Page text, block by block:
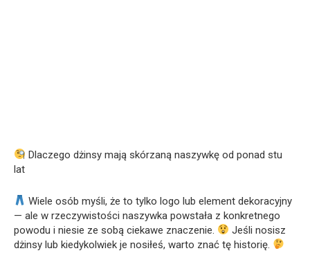
Dlaczego dżinsy mają skórzaną naszywkę od ponad stu
lat
Wiele osób myśli, że to tylko logo lub element dekoracyjny
— ale w rzeczywistości naszywka powstała z konkretnego
powodu i niesie ze sobą ciekawe znaczenie.
Jeśli nosisz
dżinsy lub kiedykolwiek je nosiłeś, warto znać tę historię.